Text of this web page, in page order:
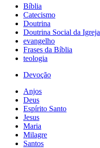
Bíblia
Catecismo
Doutrina
Doutrina Social da Igreja
evangelho
Frases da Bíblia
teologia
Devoção
Anjos
Deus
Espírito Santo
Jesus
Maria
Milagre
Santos